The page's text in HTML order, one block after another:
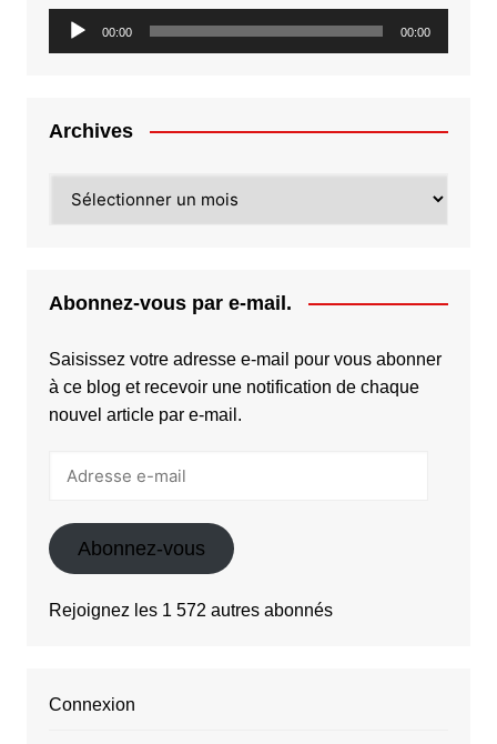
Lecteur
audio
00:00 00:00
Archives
Abonnez-vous par e-mail.
Saisissez votre adresse e-mail pour vous abonner
à ce blog et recevoir une notification de chaque
nouvel article par e-mail.
Abonnez-vous
Rejoignez les 1 572 autres abonnés
Connexion